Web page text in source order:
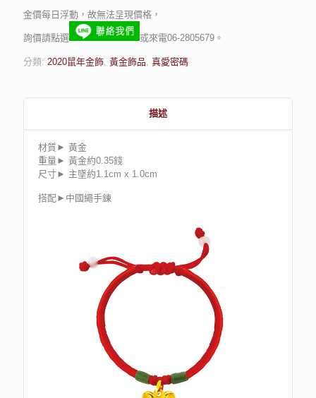
金價每日浮動，故無法呈現價格，
詢價請點選 或來電06-2805679。
分類: 2020鼠年金飾 黃金飾品 真愛密碼
描述
材質► 黃金
重量► 黃金約0.35錢
尺寸► 主墜約1.1cm x 1.0cm
搭配►中國繩手鍊